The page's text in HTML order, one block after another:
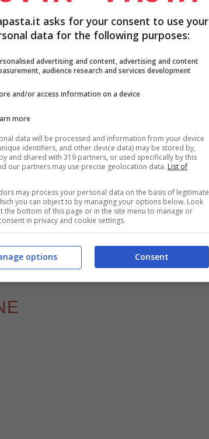
in questa ricetta romana deliziosa (Fonte: Instagram
asks for your consent to use your
data for the following purposes:
advertising and content, advertising and content
audience research and services development
and/or access information on a device
more
data will be processed and information from your device
identifiers, and other device data) may be stored by,
and shared with 319 partners, or used specifically by this
our partners may use precise geolocation data. List of
may process your personal data on the basis of legitimate
you can object to by managing your options below. Look
the bottom of this page or in the site menu to manage or
in privacy and cookie settings.
Consent
options